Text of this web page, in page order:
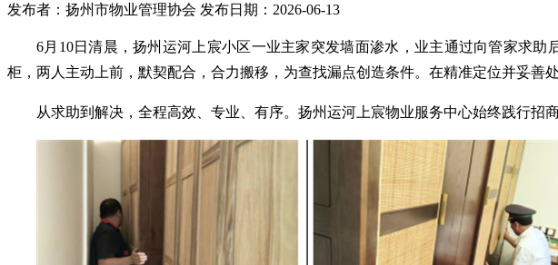
发布者：扬州市物业管理协会 发布日期：2026-06-13
6月10日清晨，扬州运河上宸小区一业主家突发墙面渗水 ， 业主通过向管家求助
柜 ，两人主动上前，默契配合，合力搬移，为查找漏点创造条件。在精准定位并妥善
从求助到解决，全程高效、专业、有序。扬州运河上宸物业服务中心始终践行招